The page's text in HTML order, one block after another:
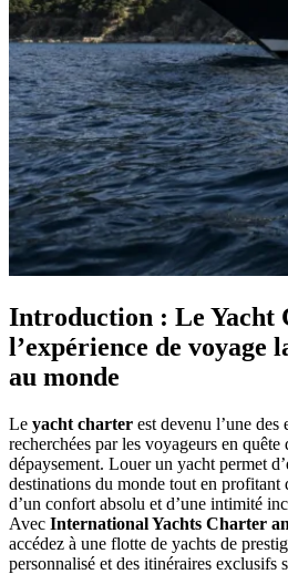
Introduction : Le Yacht
l’expérience de voyage
au monde
Le yacht charter est devenu l’une des
recherchées par les voyageurs en
dépaysement. Louer un yacht permet
destinations du monde tout en profitant
d’un confort absolu et d’une intimité
Avec International Yachts Charter
accédez à une flotte de yachts de
personnalisé et des itinéraires exclusifs